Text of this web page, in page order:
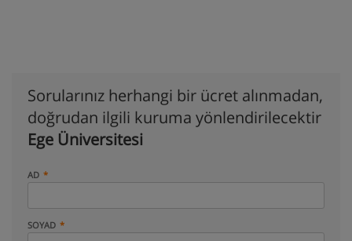
Sorularınız herhangi bir ücret alınmadan,
doğrudan ilgili kuruma yönlendirilecektir
Ege Üniversitesi
AD
SOYAD